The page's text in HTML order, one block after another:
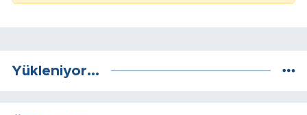
Yükleniyor...